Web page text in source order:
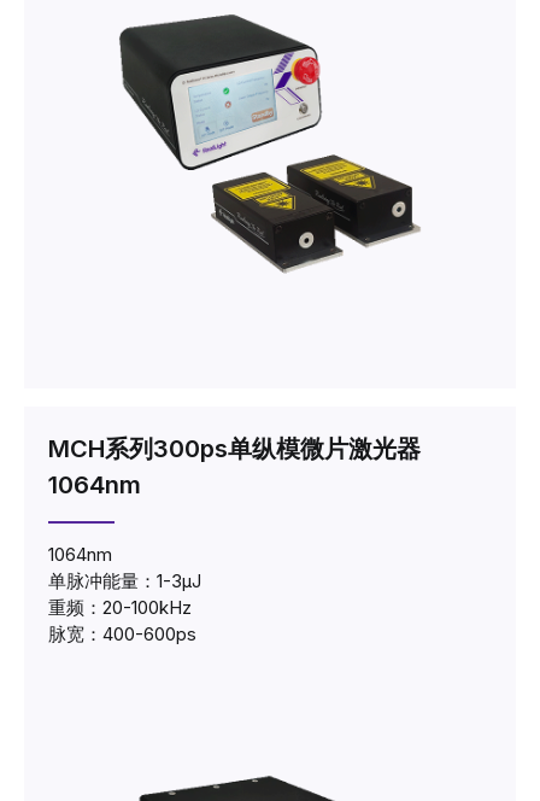
MCH系列300ps单纵模微片激光器
1064nm
1064nm
单脉冲能量：1-3μJ
重频：20-100kHz
脉宽：400-600ps